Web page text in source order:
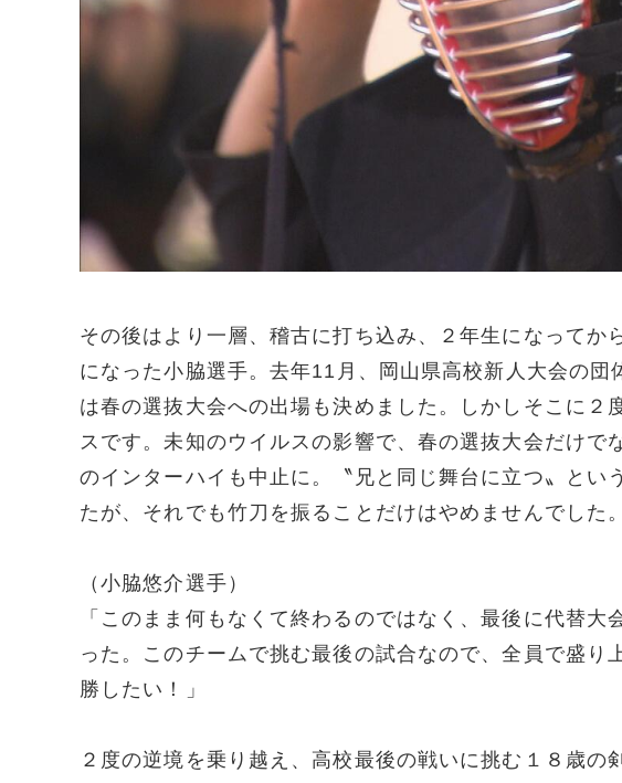
その後はより一層、稽古に打ち込み、２年生になってか
になった小脇選手。去年11月、岡山県高校新人大会の
は春の選抜大会への出場も決めました。しかしそこに２
スです。未知のウイルスの影響で、春の選抜大会だけで
のインターハイも中止に。〝兄と同じ舞台に立つ〟とい
たが、それでも竹刀を振ることだけはやめませんでした。
（小脇悠介選手）
「このまま何もなくて終わるのではなく、最後に代替
った。このチームで挑む最後の試合なので、全員で盛り
勝したい！」
２度の逆境を乗り越え、高校最後の戦いに挑む１８歳の